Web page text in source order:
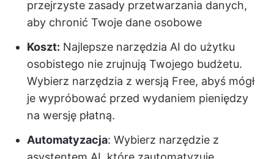
przejrzyste zasady przetwarzania danych,
aby chronić Twoje dane osobowe
Koszt: Najlepsze narzędzia AI do użytku
osobistego nie zrujnują Twojego budżetu.
Wybierz narzędzia z wersją Free, abyś mógł
je wypróbować przed wydaniem pieniędzy
na wersję płatną.
Automatyzacja: Wybierz narzędzie z